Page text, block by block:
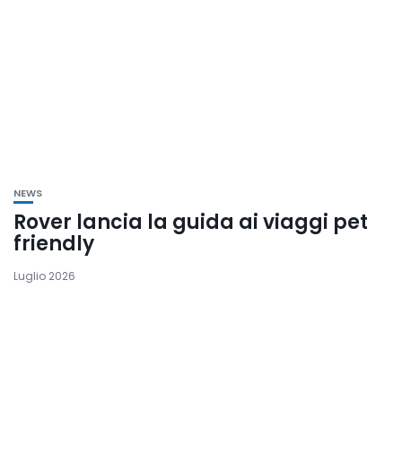
NEWS
Rover lancia la guida ai viaggi pet
friendly
Luglio 2026